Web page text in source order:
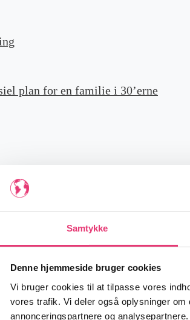
Samtykke
Denne hjemmeside bruger cookies
Vi bruger cookies til at tilpasse vores
vores trafik. Vi deler også oplysninger
annonceringspartnere og
plan for en familie i 30’erne
en struktureret og målrettet
en overordnet strategi for
brugt og investeret på en
mål.
at danne sig et klart overblik
og beslutninger til at nå
og opsparing til pension,